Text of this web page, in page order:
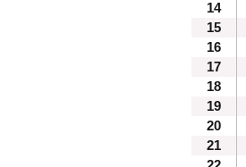
14
15
16
17
18
19
20
21